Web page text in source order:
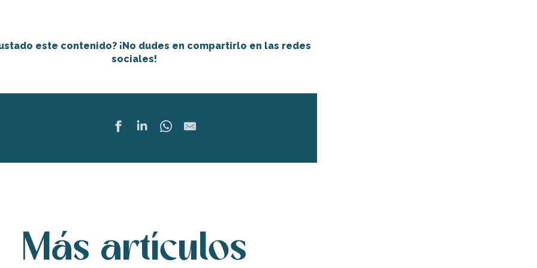
este contenido? ¡No dudes en compartirlo en las redes
sociales!
Más artículos